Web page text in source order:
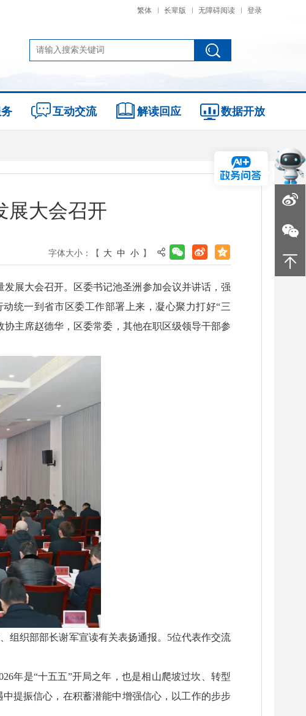
繁体 长辈版 无障碍阅读 登录
互动交流 解读回应 数据开放
展大会召开
字体大小：【 大 中 小 】
展大会召开。区委书记池圣洲参加会议并讲话，强
统一到省市区委工作部署上来，凝心聚力打好“三
主席赵德华，区委常委，其他在职区级领导干部参
组织部部长谢军宣读有关表扬通报。5位代表作交流
年是“十五五”开局之年，也是相山爬坡过坎、转型
提振信心，在积蓄潜能中增强信心，以工作的步步